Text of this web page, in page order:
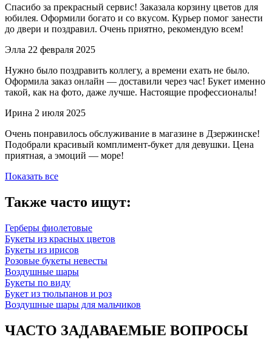
Спасибо за прекрасный сервис! Заказала корзину цветов для
юбилея. Оформили богато и со вкусом. Курьер помог занести
до двери и поздравил. Очень приятно, рекомендую всем!
Элла 22 февраля 2025
Нужно было поздравить коллегу, а времени ехать не было.
Оформила заказ онлайн — доставили через час! Букет именно
такой, как на фото, даже лучше. Настоящие профессионалы!
Ирина 2 июля 2025
Очень понравилось обслуживание в магазине в Дзержинске!
Подобрали красивый комплимент-букет для девушки. Цена
приятная, а эмоций — море!
Показать все
Также часто ищут:
Герберы фиолетовые
Букеты из красных цветов
Букеты из ирисов
Розовые букеты невесты
Воздушные шары
Букеты по виду
Букет из тюльпанов и роз
Воздушные шары для мальчиков
ЧАСТО ЗАДАВАЕМЫЕ ВОПРОСЫ